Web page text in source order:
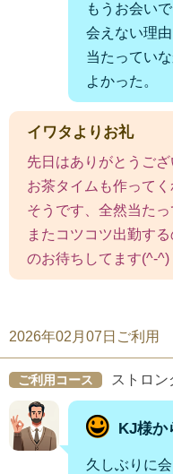
もうお会い
会えない理
当たってい
よかった。
イワタよりお礼
先日はありがとうご
お茶タイムも作ってく
そうです、全然当た
またコツコツ出勤す
のお待ちしてます(^-^)
2026年02月07日ご利用
ご利用コース ストロン
KJ様か
久しぶりに